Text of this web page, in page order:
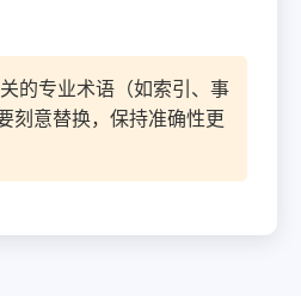
的专业术语（如索引、事
刻意替换，保持准确性更